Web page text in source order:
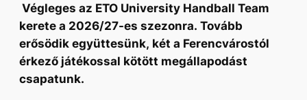
Végleges az ETO University Handball Team
kerete a 2026/27-es szezonra. Tovább
erősödik együttesünk, két a Ferencvárostól
érkező játékossal kötött megállapodást
csapatunk.